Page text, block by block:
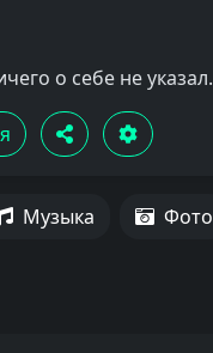
о себе не указал.
Музыка Фото